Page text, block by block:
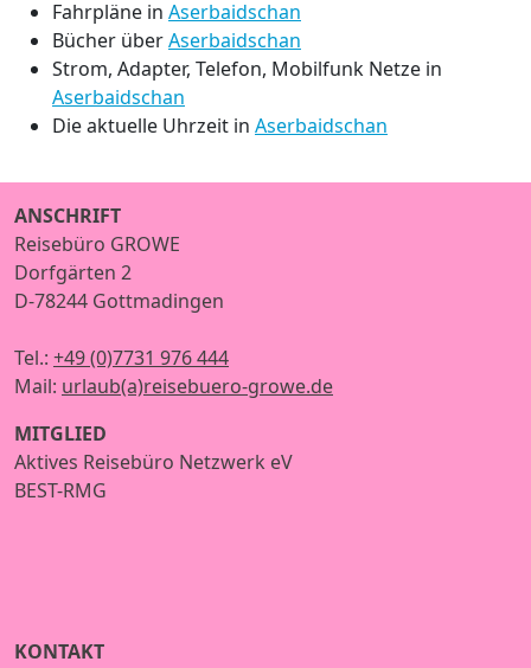
Fahrpläne in Aserbaidschan
Bücher überAserbaidschan
Strom, Adapter, Telefon, Mobilfunk Netze in
Aserbaidschan
Die aktuelle Uhrzeit in Aserbaidschan
ANSCHRIFT
Reisebüro GROWE
Dorfgärten 2
D-78244 Gottmadingen
Tel.: +49 (0)7731 976 444
Mail: urlaub(a)reisebuero-growe.de
MITGLIED
Aktives Reisebüro Netzwerk eV
BEST-RMG
KONTAKT